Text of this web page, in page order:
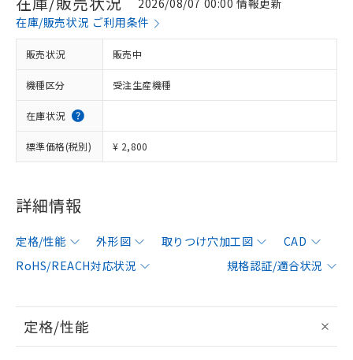
在庫/販売状況 ご利用条件
販売状況 販売中
機種区分 受注生産機種
在庫状況
標準価格(税別) ¥ 2,800
詳細情報
定格/性能 外形図 取りつけ穴加工図
CAD
RoHS/REACH対応状況
規格認証/適合状況
定格/性能